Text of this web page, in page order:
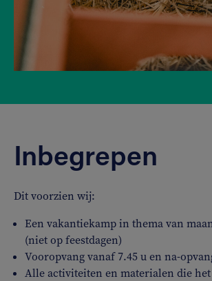
Inbegrepen
Dit voorzien wij:
Een vakantiekamp in thema van
(niet op feestdagen)
Vooropvang vanaf 7.45 u en na-
Alle activiteiten en materialen die